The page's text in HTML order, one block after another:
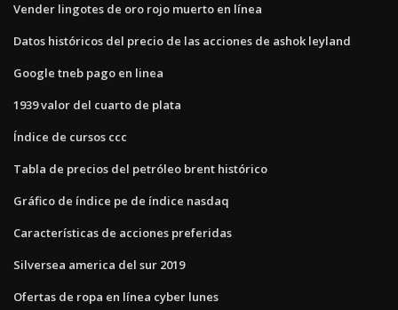
Vender lingotes de oro rojo muerto en línea
Datos históricos del precio de las acciones de ashok leyland
Google tneb pago en linea
1939 valor del cuarto de plata
Índice de cursos ccc
Tabla de precios del petróleo brent histórico
Gráfico de índice pe de índice nasdaq
Características de acciones preferidas
Silversea america del sur 2019
Ofertas de ropa en línea cyber lunes